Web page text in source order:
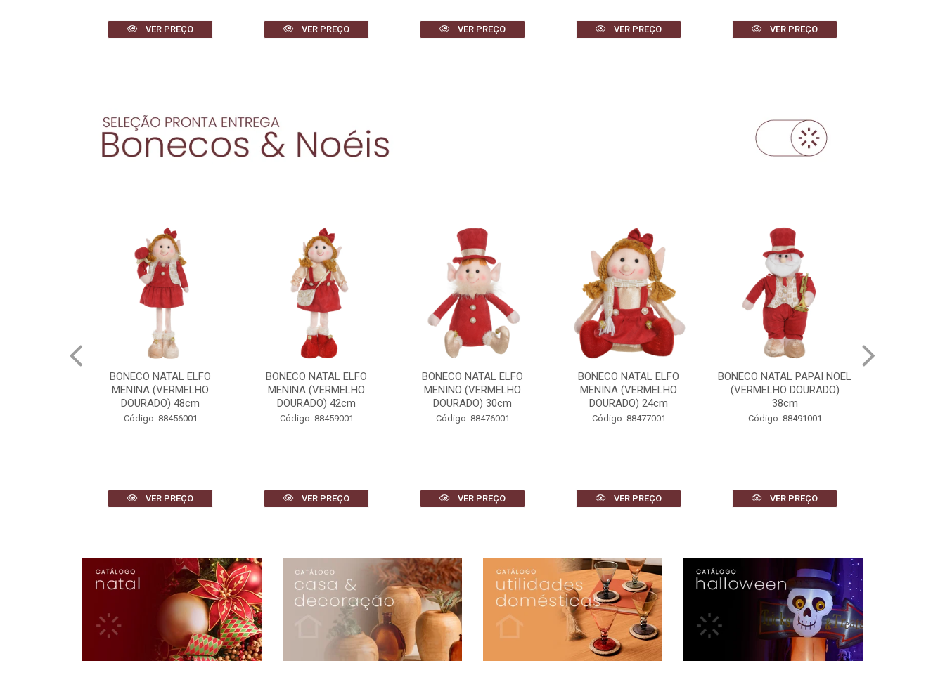
VER PREÇO VER PREÇO VER PREÇO VER PREÇO VER PREÇO
BONECO NATAL ELFO
MENINA (VERMELHO
DOURADO) 48cm
Código: 88456001
VER PREÇO
BONECO NATAL ELFO
MENINA (VERMELHO
DOURADO) 42cm
Código: 88459001
VER PREÇO
BONECO NATAL ELFO
MENINO (VERMELHO
DOURADO) 30cm
Código: 88476001
VER PREÇO
BONECO NATAL ELFO
MENINA (VERMELHO
DOURADO) 24cm
Código: 88477001
VER PREÇO
BONECO NATAL PAPAI NOEL
(VERMELHO DOURADO)
38cm
Código: 88491001
VER PREÇO